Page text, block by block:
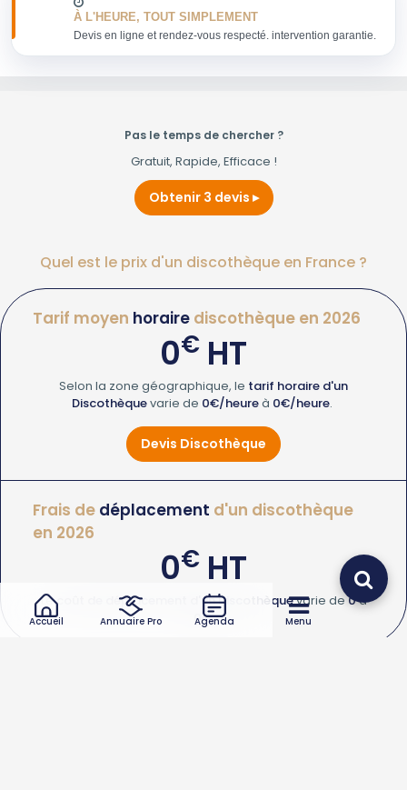
Accueil Annuaire Pro Agenda Menu
À L'HEURE, TOUT SIMPLEMENT
Devis en ligne et rendez-vous respecté. intervention garantie.
Pas le temps de chercher ?
Gratuit, Rapide, Efficace !
Obtenir 3 devis
Quel est le prix d'un discothèque en France ?
Tarif moyen horaire discothèque en 2026
0€ HT
Selon la zone géographique, le tarif horaire d'un
Discothèquevarie de 0€/heureà 0€/heure.
Devis Discothèque
Frais de déplacement d'un discothèque
en 2026
0€ HT
Lecoût de déplacement d'un Discothèquevarie de0à
0€.